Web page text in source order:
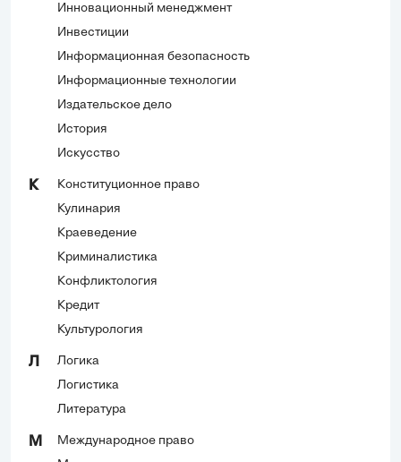
Инновационный менеджмент
Инвестиции
Информационная безопасность
Информационные технологии
Издательское дело
История
Искусство
К
Конституционное право
Кулинария
Краеведение
Криминалистика
Конфликтология
Кредит
Культурология
Л
Логика
Логистика
Литература
М
Международное право